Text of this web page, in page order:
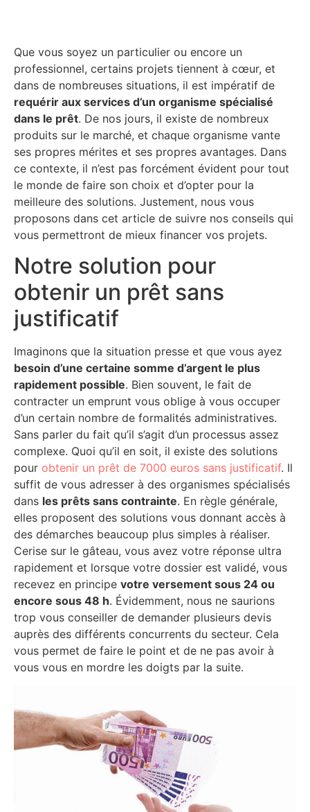
Que vous soyez un particulier ou encore un
professionnel, certains projets tiennent à cœur, et
dans de nombreuses situations, il est impératif de
requérir aux services d’un organisme spécialisé
dans le prêt. De nos jours, il existe de nombreux
produits sur le marché, et chaque organisme vante
ses propres mérites et ses propres avantages. Dans
ce contexte, il n’est pas forcément évident pour tout
le monde de faire son choix et d’opter pour la
meilleure des solutions. Justement, nous vous
proposons dans cet article de suivre nos conseils qui
vous permettront de mieux financer vos projets.
Notre solution pour
obtenir un prêt sans
justificatif
Imaginons que la situation presse et que vous ayez
besoin d’une certaine somme d’argent le plus
rapidement possible. Bien souvent, le fait de
contracter un emprunt vous oblige à vous occuper
d’un certain nombre de formalités administratives.
Sans parler du fait qu’il s’agit d’un processus assez
complexe. Quoi qu’il en soit, il existe des solutions
pour obtenir un prêt de 7000 euros sans justificatif. Il
suffit de vous adresser à des organismes spécialisés
dans les prêts sans contrainte. En règle générale,
elles proposent des solutions vous donnant accès à
des démarches beaucoup plus simples à réaliser.
Cerise sur le gâteau, vous avez votre réponse ultra
rapidement et lorsque votre dossier est validé, vous
recevez en principe votre versement sous 24 ou
encore sous 48 h. Évidemment, nous ne saurions
trop vous conseiller de demander plusieurs devis
auprès des différents concurrents du secteur. Cela
vous permet de faire le point et de ne pas avoir à
vous vous en mordre les doigts par la suite.